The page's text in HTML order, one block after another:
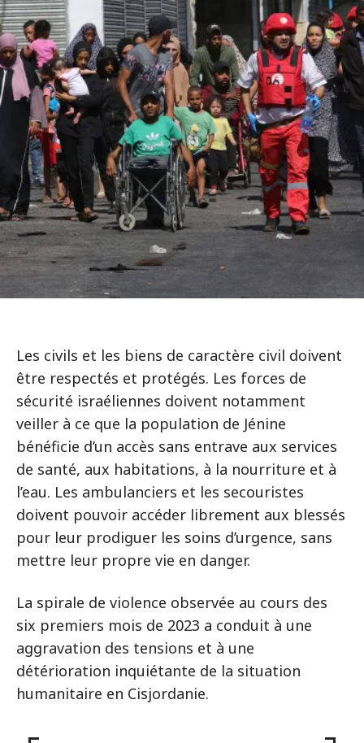
Les civils et les biens de caractère civil doivent
être respectés et protégés. Les forces de
sécurité israéliennes doivent notamment
veiller à ce que la population de Jénine
bénéficie d’un accès sans entrave aux services
de santé, aux habitations, à la nourriture et à
l’eau. Les ambulanciers et les secouristes
doivent pouvoir accéder librement aux blessés
pour leur prodiguer les soins d’urgence, sans
mettre leur propre vie en danger.
La spirale de violence observée au cours des
six premiers mois de 2023 a conduit à une
aggravation des tensions et à une
détérioration inquiétante de la situation
humanitaire en Cisjordanie.